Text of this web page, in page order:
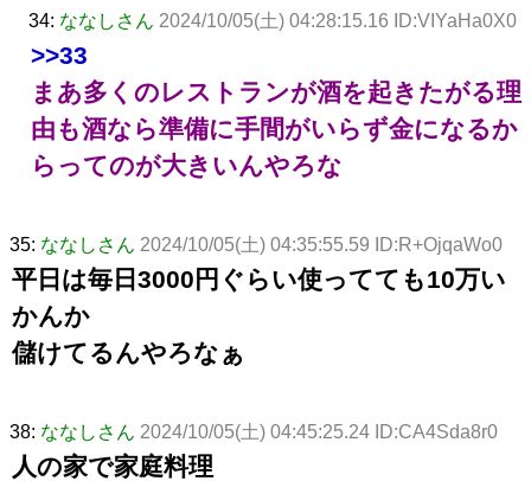
34: ななしさん 2024/10/05(土) 04:28:15.16 ID:VIYaHa0X0
>>33
まあ多くのレストランが酒を起きたがる理
由も酒なら準備に手間がいらず金になるか
らってのが大きいんやろな
35: ななしさん 2024/10/05(土) 04:35:55.59 ID:R+OjqaWo0
平日は毎日3000円ぐらい使ってても10万い
かんか
儲けてるんやろなぁ
38: ななしさん 2024/10/05(土) 04:45:25.24 ID:CA4Sda8r0
人の家で家庭料理